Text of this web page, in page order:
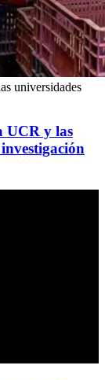
universidades
UCR y las